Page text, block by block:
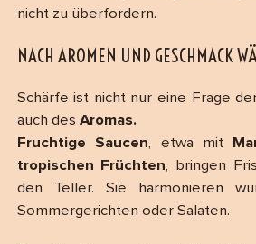
nicht zu überfordern.
NACH AROMEN UND GESCHMACK
Schärfe ist nicht nur eine Frage
auch des Aromas.
Fruchtige Saucen, etwa mit
tropischen Früchten, bringen
den Teller. Sie harmonieren
Sommergerichten oder Salaten.